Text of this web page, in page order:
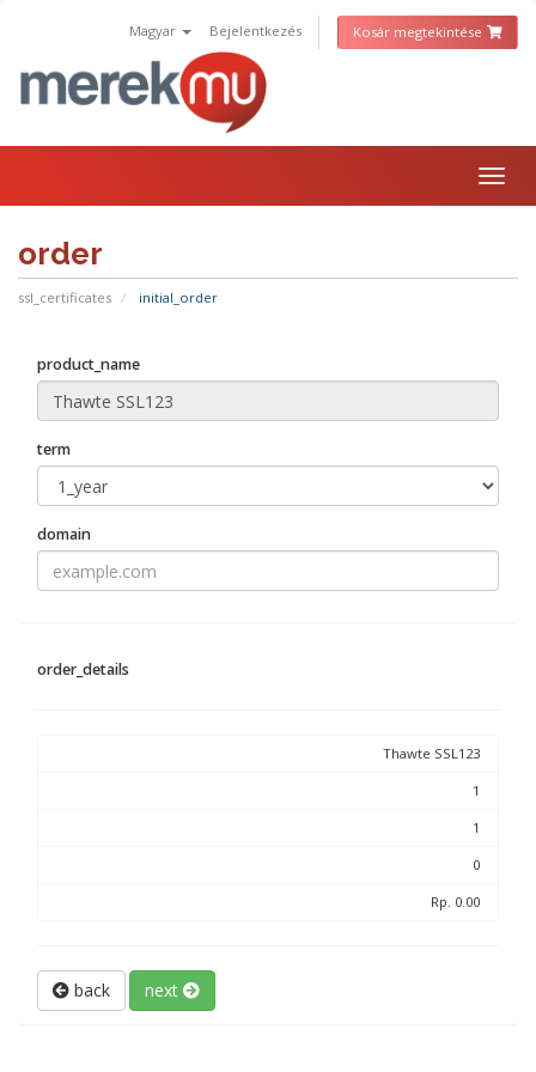
Magyar Bejelentkezés Kosár megtekintése
order
ssl_certificates initial_order
product_name
term
domain
order_details
Thawte SSL123
1
1
0
Rp. 0.00
back next